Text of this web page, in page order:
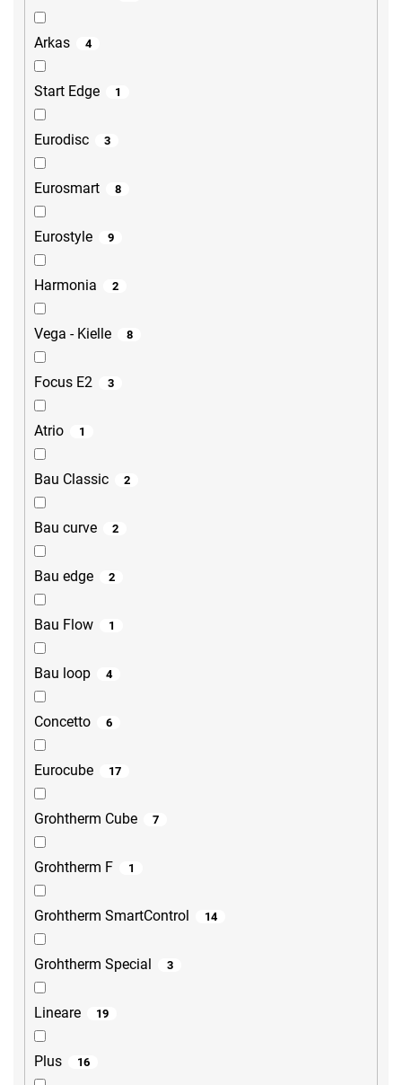
Arkas 4
Start Edge 1
Eurodisc 3
Eurosmart 8
Eurostyle 9
Harmonia 2
Vega - Kielle 8
Focus E2 3
Atrio 1
Bau Classic 2
Bau curve 2
Bau edge 2
Bau Flow 1
Bau loop 4
Concetto 6
Eurocube 17
Grohtherm Cube 7
Grohtherm F 1
Grohtherm SmartControl 14
Grohtherm Special 3
Lineare 19
Plus 16